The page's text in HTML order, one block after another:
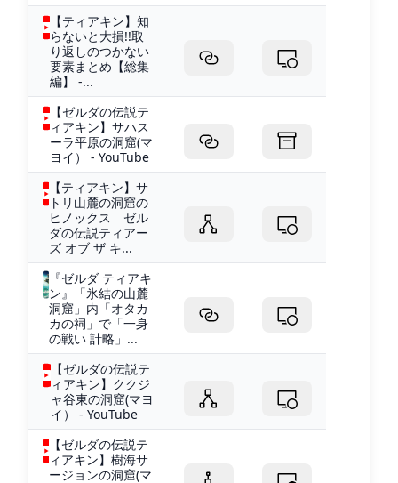
【ティアキン】知
らないと大損!!取
り返しのつかない
要素まとめ【総集
編】 -...
【ゼルダの伝説テ
ィアキン】サハス
ーラ平原の洞窟(マ
ヨイ） - YouTube
【ティアキン】サ
トリ山麓の洞窟の
ヒノックス ゼル
ダの伝説ティアー
ズ オブ ザ キ...
『ゼルダ ティアキ
ン』「氷結の山麓
洞窟」内「オタカ
カの祠」で「一身
の戦い 計略」...
【ゼルダの伝説テ
ィアキン】ククジ
ャ谷東の洞窟(マヨ
イ） - YouTube
【ゼルダの伝説テ
ィアキン】樹海サ
ージョンの洞窟(マ